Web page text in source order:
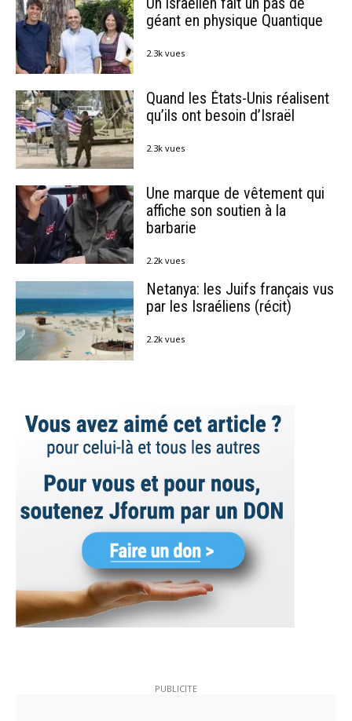
géant en physique Quantique
2.3k vues
Quand les États-Unis réalisent
qu’ils ont besoin d’Israël
2.3k vues
Une marque de vêtement qui
affiche son soutien à la
barbarie
2.2k vues
Netanya: les Juifs français vus
par les Israéliens (récit)
2.2k vues